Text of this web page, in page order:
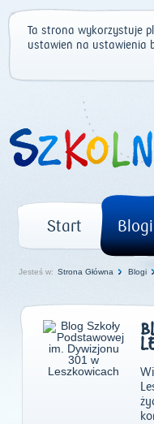
Ta strona wykorzystuje
ustawień na ustawienia
Start Blogi
Jesteś w: Strona Główna Blogi